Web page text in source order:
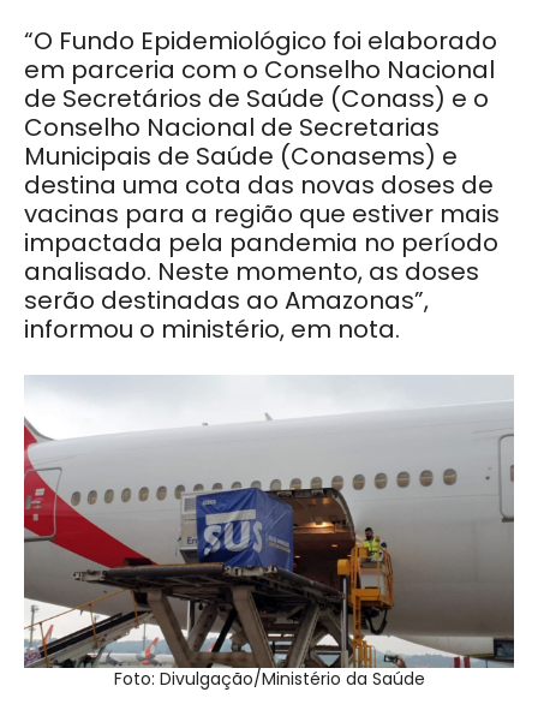
“O Fundo Epidemiológico foi elaborado
em parceria com o Conselho Nacional
de Secretários de Saúde (Conass) e o
Conselho Nacional de Secretarias
Municipais de Saúde (Conasems) e
destina uma cota das novas doses de
vacinas para a região que estiver mais
impactada pela pandemia no período
analisado. Neste momento, as doses
serão destinadas ao Amazonas”,
informou o ministério, em nota.
Foto: Divulgação/Ministério da Saúde